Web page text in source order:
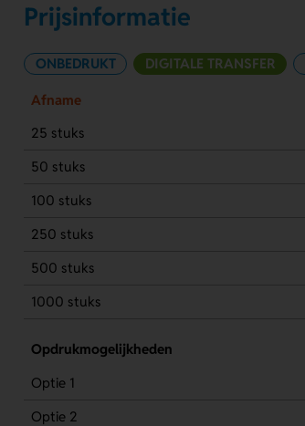
Prijsinformatie
ONBEDRUKT DIGITALE TRANSFER
Afname
25 stuks
50 stuks
100 stuks
250 stuks
500 stuks
1000 stuks
Opdrukmogelijkheden
Optie 1
Optie 2